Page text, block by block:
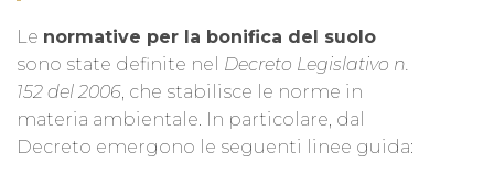
Le normative per la bonifica del suolo
sono state definite nel Decreto Legislativo n.
152 del 2006, che stabilisce le norme in
materia ambientale. In particolare, dal
Decreto emergono le seguenti linee guida: